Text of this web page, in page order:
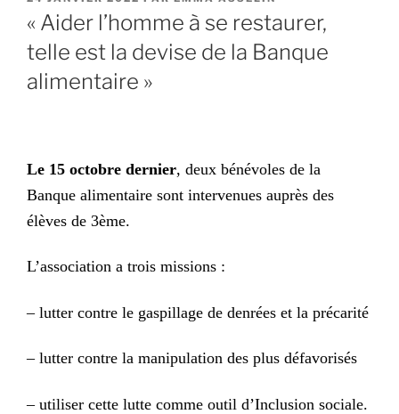
« Aider l’homme à se restaurer,
telle est la devise de la Banque
alimentaire »
Le 15 octobre dernier, deux bénévoles de la
Banque alimentaire sont intervenues auprès des
élèves de 3ème.
L’association a trois missions :
– lutter contre le gaspillage de denrées et la précarité
– lutter contre la manipulation des plus défavorisés
– utiliser cette lutte comme outil d’Inclusion sociale.